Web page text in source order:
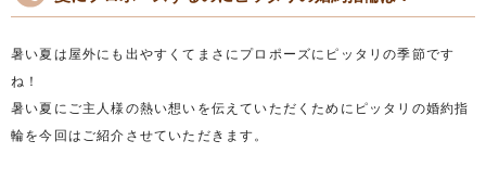
暑い夏は屋外にも出やすくてまさにプロポーズにピッタリの季節です
ね！
暑い夏にご主人様の熱い想いを伝えていただくためにピッタリの婚約指
輪を今回はご紹介させていただきます。